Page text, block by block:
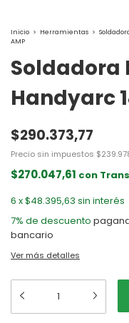
Inicio > Herramientas >
AMP
Soldadora
Handyarc
$290.373,77
Precio sin impuestos
$270.047,61 con
6 x$48.395,63 sin interés
7% de descuento
bancario
Ver más detalles